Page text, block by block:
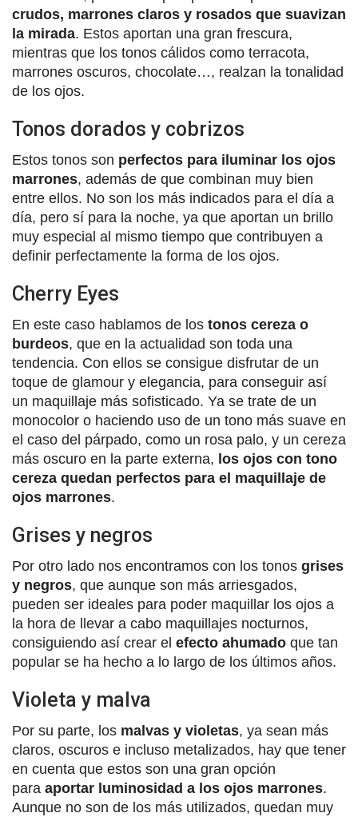
crudos, marrones claros y rosados que suavizan
la mirada. Estos aportan una gran frescura,
mientras que los tonos cálidos como terracota,
marrones oscuros, chocolate…, realzan la tonalidad
de los ojos.
Tonos dorados y cobrizos
Estos tonos son perfectos para iluminar los ojos
marrones, además de que combinan muy bien
entre ellos. No son los más indicados para el día a
día, pero sí para la noche, ya que aportan un brillo
muy especial al mismo tiempo que contribuyen a
definir perfectamente la forma de los ojos.
Cherry Eyes
En este caso hablamos de los tonos cereza o
burdeos, que en la actualidad son toda una
tendencia. Con ellos se consigue disfrutar de un
toque de glamour y elegancia, para conseguir así
un maquillaje más sofisticado. Ya se trate de un
monocolor o haciendo uso de un tono más suave en
el caso del párpado, como un rosa palo, y un cereza
más oscuro en la parte externa, los ojos con tono
cereza quedan perfectos para el maquillaje de
ojos marrones.
Grises y negros
Por otro lado nos encontramos con los tonos grises
y negros, que aunque son más arriesgados,
pueden ser ideales para poder maquillar los ojos a
la hora de llevar a cabo maquillajes nocturnos,
consiguiendo así crear el efecto ahumado que tan
popular se ha hecho a lo largo de los últimos años.
Violeta y malva
Por su parte, los malvas y violetas, ya sean más
claros, oscuros e incluso metalizados, hay que tener
en cuenta que estos son una gran opción
para aportar luminosidad a los ojos marrones.
Aunque no son de los más utilizados, quedan muy